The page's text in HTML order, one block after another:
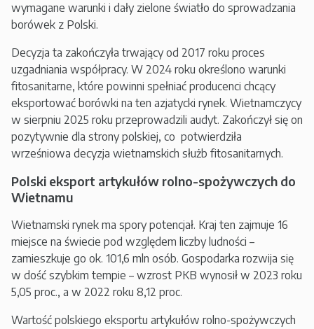
wymagane warunki i dały zielone światło do sprowadzania
borówek z Polski.
Decyzja ta zakończyła trwający od 2017 roku proces
uzgadniania współpracy. W 2024 roku określono warunki
fitosanitarne, które powinni spełniać producenci chcący
eksportować borówki na ten azjatycki rynek. Wietnamczycy
w sierpniu 2025 roku przeprowadzili audyt. Zakończył się on
pozytywnie dla strony polskiej, co potwierdziła
wrześniowa decyzja wietnamskich służb fitosanitarnych.
Polski eksport artykułów rolno-spożywczych do
Wietnamu
Wietnamski rynek ma spory potencjał. Kraj ten zajmuje 16
miejsce na świecie pod względem liczby ludności –
zamieszkuje go ok. 101,6 mln osób. Gospodarka rozwija się
w dość szybkim tempie – wzrost PKB wynosił w 2023 roku
5,05 proc., a w 2022 roku 8,12 proc.
Wartość polskiego eksportu artykułów rolno-spożywczych